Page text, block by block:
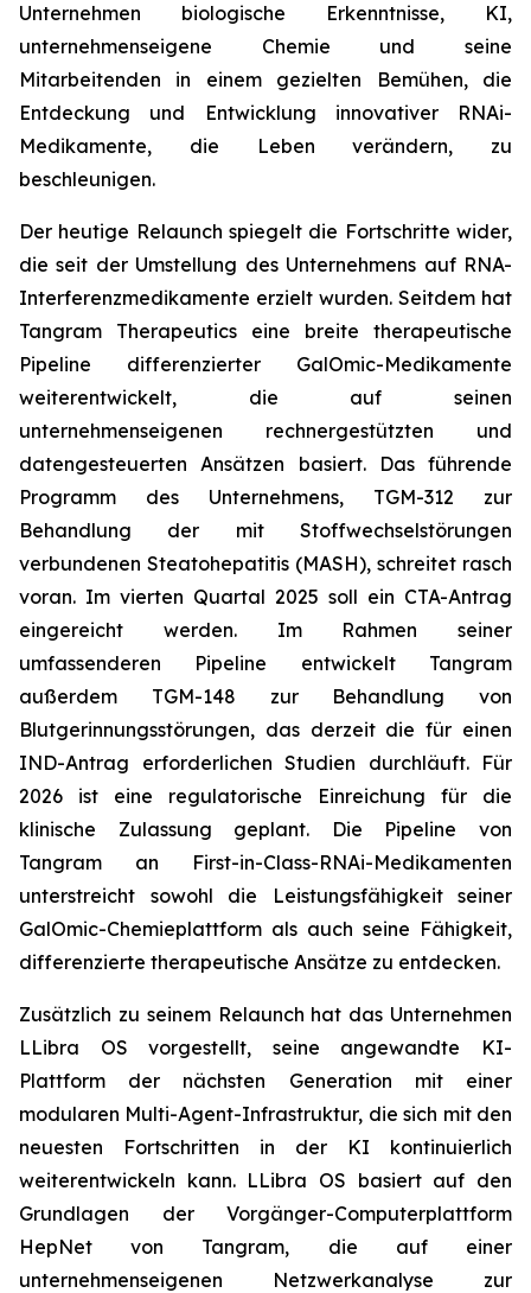
Unternehmen biologische Erkenntnisse, KI,
unternehmenseigene Chemie und seine
Mitarbeitenden in einem gezielten Bemühen, die
Entdeckung und Entwicklung innovativer RNAi-
Medikamente, die Leben verändern, zu
beschleunigen.
Der heutige Relaunch spiegelt die Fortschritte wider,
die seit der Umstellung des Unternehmens auf RNA-
Interferenzmedikamente erzielt wurden. Seitdem hat
Tangram Therapeutics eine breite therapeutische
Pipeline differenzierter GalOmic-Medikamente
weiterentwickelt, die auf seinen
unternehmenseigenen rechnergestützten und
datengesteuerten Ansätzen basiert. Das führende
Programm des Unternehmens, TGM-312 zur
Behandlung der mit Stoffwechselstörungen
verbundenen Steatohepatitis (MASH), schreitet rasch
voran. Im vierten Quartal 2025 soll ein CTA-Antrag
eingereicht werden. Im Rahmen seiner
umfassenderen Pipeline entwickelt Tangram
außerdem TGM-148 zur Behandlung von
Blutgerinnungsstörungen, das derzeit die für einen
IND-Antrag erforderlichen Studien durchläuft. Für
2026 ist eine regulatorische Einreichung für die
klinische Zulassung geplant. Die Pipeline von
Tangram an First-in-Class-RNAi-Medikamenten
unterstreicht sowohl die Leistungsfähigkeit seiner
GalOmic-Chemieplattform als auch seine Fähigkeit,
differenzierte therapeutische Ansätze zu entdecken.
Zusätzlich zu seinem Relaunch hat das Unternehmen
LLibra OS vorgestellt, seine angewandte KI-
Plattform der nächsten Generation mit einer
modularen Multi-Agent-Infrastruktur, die sich mit den
neuesten Fortschritten in der KI kontinuierlich
weiterentwickeln kann. LLibra OS basiert auf den
Grundlagen der Vorgänger-Computerplattform
HepNet von Tangram, die auf einer
unternehmenseigenen Netzwerkanalyse zur